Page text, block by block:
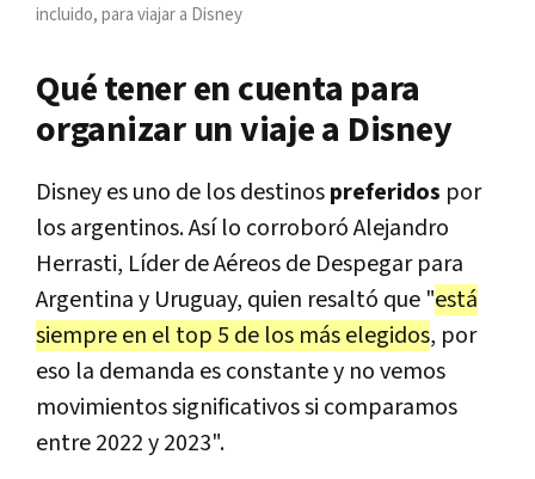
incluido, para viajar a Disney
Qué tener en cuenta para
organizar un viaje a Disney
Disney es uno de los destinospreferidos por
los argentinos. Así lo corroboró Alejandro
Herrasti, Líder de Aéreos de Despegar para
Argentina y Uruguay, quien resaltó que "está
siempre en el top 5 de los más elegidos, por
eso la demanda es constante y no vemos
movimientos significativos si comparamos
entre 2022 y 2023".